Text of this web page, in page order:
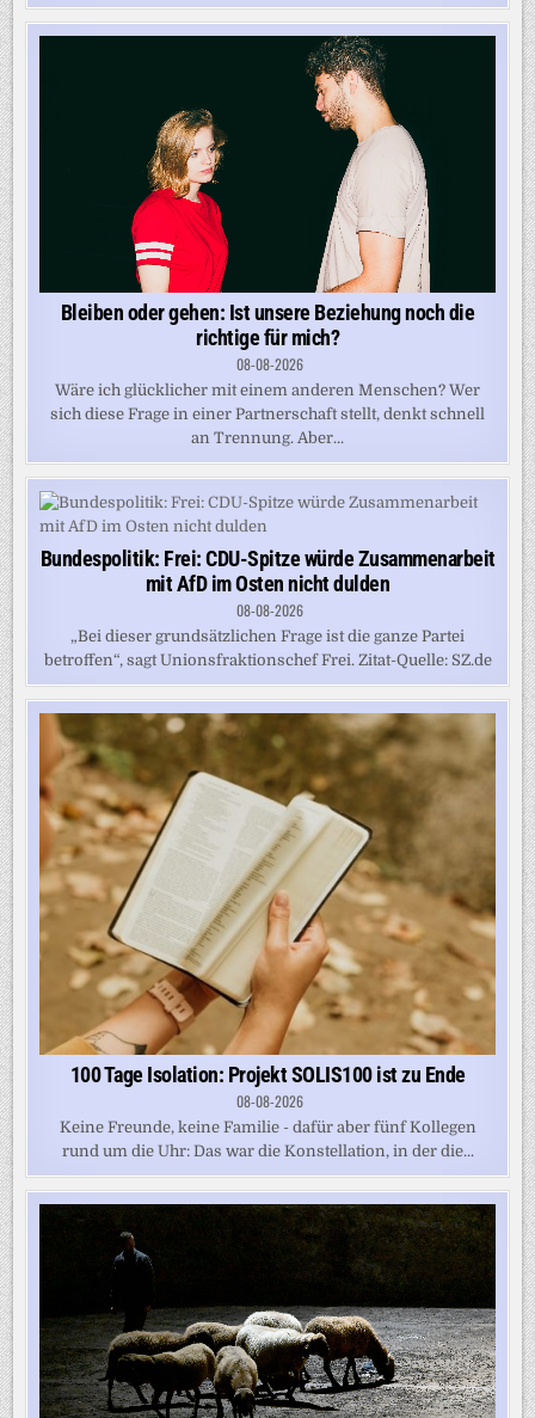
Bleiben oder gehen: Ist unsere Beziehung noch die
richtige für mich?
08-08-2026
Wäre ich glücklicher mit einem anderen Menschen? Wer
sich diese Frage in einer Partnerschaft stellt, denkt schnell
an Trennung. Aber...
Bundespolitik: Frei: CDU-Spitze würde Zusammenarbeit
mit AfD im Osten nicht dulden
08-08-2026
„Bei dieser grundsätzlichen Frage ist die ganze Partei
betroffen“, sagt Unionsfraktionschef Frei. Zitat-Quelle: SZ.de
100 Tage Isolation: Projekt SOLIS100 ist zu Ende
08-08-2026
Keine Freunde, keine Familie - dafür aber fünf Kollegen
rund um die Uhr: Das war die Konstellation, in der die...